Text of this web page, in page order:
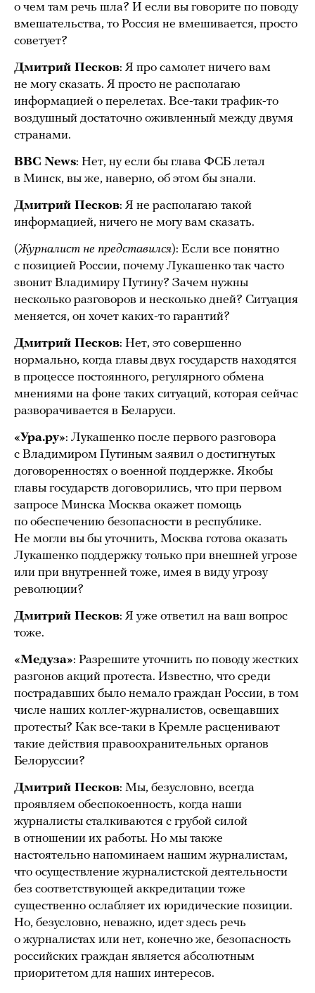
о чем там речь шла? И если вы говорите по поводу
вмешательства, то Россия не вмешивается, просто
советует?
Дмитрий Песков: Я про самолет ничего вам
не могу сказать. Я просто не располагаю
информацией о перелетах. Все-таки трафик-то
воздушный достаточно оживленный между двумя
странами.
BBC News: Нет, ну если бы глава ФСБ летал
в Минск, вы же, наверно, об этом бы знали.
Дмитрий Песков: Я не располагаю такой
информацией, ничего не могу вам сказать.
(Журналист не представился): Если все понятно
с позицией России, почему Лукашенко так часто
звонит Владимиру Путину? Зачем нужны
несколько разговоров и несколько дней? Ситуация
меняется, он хочет каких-то гарантий?
Дмитрий Песков: Нет, это совершенно
нормально, когда главы двух государств находятся
в процессе постоянного, регулярного обмена
мнениями на фоне таких ситуаций, которая сейчас
разворачивается в Беларуси.
«Ура.ру»: Лукашенко после первого разговора
с Владимиром Путиным заявил о достигнутых
договоренностях о военной поддержке. Якобы
главы государств договорились, что при первом
запросе Минска Москва окажет помощь
по обеспечению безопасности в республике.
Не могли вы бы уточнить, Москва готова оказать
Лукашенко поддержку только при внешней угрозе
или при внутренней тоже, имея в виду угрозу
революции?
Дмитрий Песков: Я уже ответил на ваш вопрос
тоже.
«Медуза»: Разрешите уточнить по поводу жестких
разгонов акций протеста. Известно, что среди
пострадавших было немало граждан России, в том
числе наших коллег-журналистов, освещавших
протесты? Как все-таки в Кремле расценивают
такие действия правоохранительных органов
Белоруссии?
Дмитрий Песков: Мы, безусловно, всегда
проявляем обеспокоенность, когда наши
журналисты сталкиваются с грубой силой
в отношении их работы. Но мы также
настоятельно напоминаем нашим журналистам,
что осуществление журналистской деятельности
без соответствующей аккредитации тоже
существенно ослабляет их юридические позиции.
Но, безусловно, неважно, идет здесь речь
о журналистах или нет, конечно же, безопасность
российских граждан является абсолютным
приоритетом для наших интересов.